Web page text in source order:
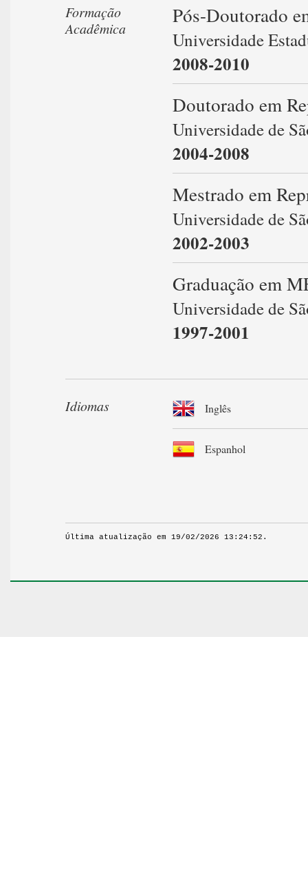
Formação
Acadêmica
Pós-Doutorado
Universidade
2008-2010
Doutorado em
Universidade de
2004-2008
Mestrado em
Universidade de
2002-2003
Graduação em
Universidade de
1997-2001
Idiomas Inglês
Espanhol
Última atualização em 19/02/2026 13:24:52.